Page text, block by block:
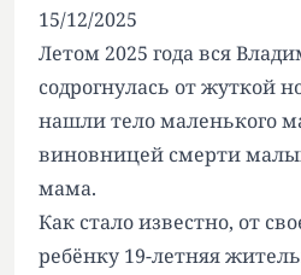
15/12/2025
Летом 2025 года вся
содрогнулась от жуткой
нашли тело маленького
виновницей смерти
мама.
Как стало известно, от
ребёнку 19-летняя